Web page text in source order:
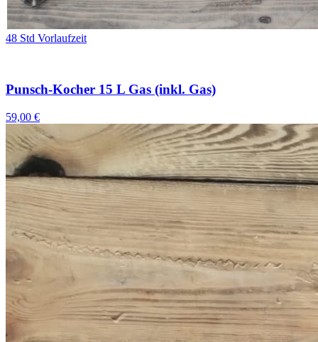
48 Std Vorlaufzeit
Punsch-Kocher 15 L Gas (inkl. Gas)
59,00 €